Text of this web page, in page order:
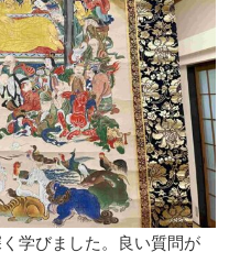
学びました。良い質問が